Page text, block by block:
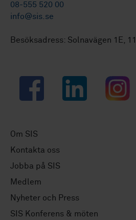
08-555 520 00
info@sis.se
Besöksadress: Solnavägen 1E,
Facebook LinkedIn
Om SIS
Kontakta oss
Jobba på SIS
Medlem
Nyheter och Press
SIS Konferens & möten